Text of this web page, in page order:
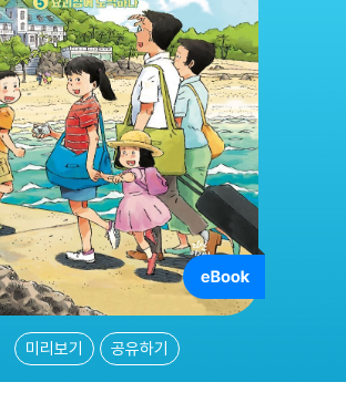
미리보기 공유하기